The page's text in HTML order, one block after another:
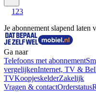
1 23
Je abonnement slapend laten
Ga naar
Telefoons met abonnement
vergelijkenInternet, TV &
TVKoopjeskelderZakelijk
Vragen & contactOrderstatus